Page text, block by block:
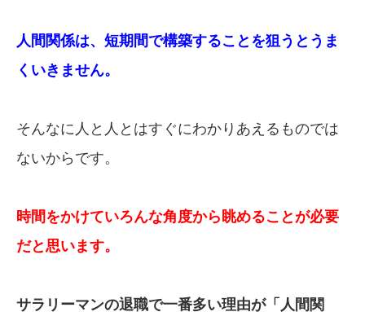
人間関係は、短期間で構築することを狙うとうま
くいきません。
そんなに人と人とはすぐにわかりあえるものでは
ないからです。
時間をかけていろんな角度から眺めることが必要
だと思います。
サラリーマンの退職で一番多い理由が「人間関